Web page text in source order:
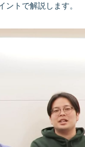
トで解説します。